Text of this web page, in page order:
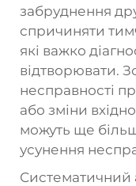
забруднення
спричиняти
які важко
відтворювати.
несправності
або зміни
можуть ще
усунення
Систематичний